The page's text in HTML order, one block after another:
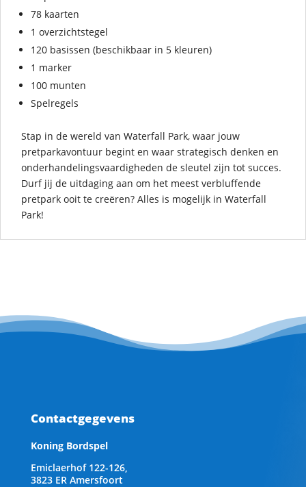
78 kaarten
1 overzichtstegel
120 basissen (beschikbaar in 5 kleuren)
1 marker
100 munten
Spelregels
Stap in de wereld van Waterfall Park, waar jouw
pretparkavontuur begint en waar strategisch denken en
onderhandelingsvaardigheden de sleutel zijn tot succes.
Durf jij de uitdaging aan om het meest verbluffende
pretpark ooit te creëren? Alles is mogelijk in Waterfall
Park!
Contactgegevens
Koning Bordspel
Emiclaerhof 122-126,
3823 ER Amersfoort